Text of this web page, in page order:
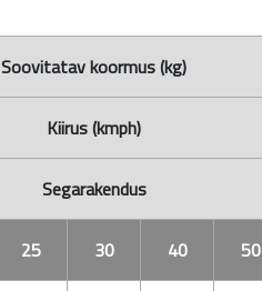
Soovitatav koormus (kg)
Kiirus (kmph)
Segarakendus
25 30 40 50